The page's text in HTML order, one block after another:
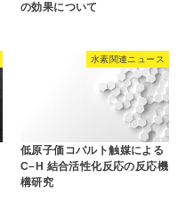
の効果について
水素関連ニュース
低原子価コバルト触媒による
C–H 結合活性化反応の反応機
構研究